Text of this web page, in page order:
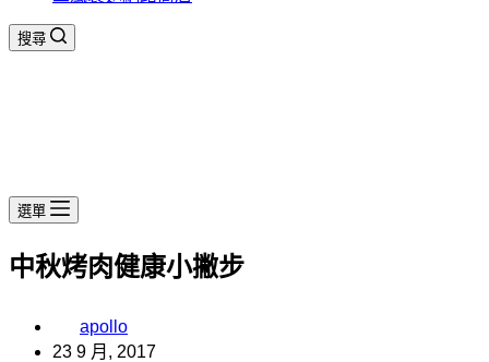
搜尋
選單
中秋烤肉健康小撇步
apollo
23 9 月, 2017